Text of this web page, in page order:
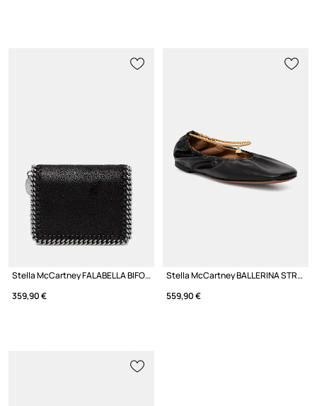
Stella McCartney FALABELLA BIFOLD портфейл дамски
359,90 €
Stella McCartney BALLERINA STRETCH балеринки
559,90 €